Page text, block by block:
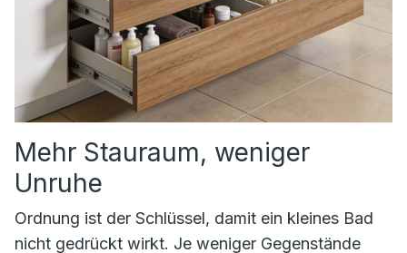
Mehr Stauraum, weniger
Unruhe
Ordnung ist der Schlüssel, damit ein kleines Bad
nicht gedrückt wirkt. Je weniger Gegenstände